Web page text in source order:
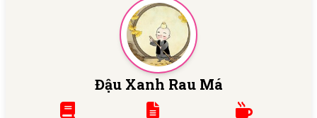
Đậu Xanh Rau Má